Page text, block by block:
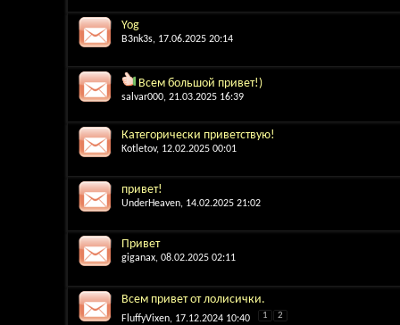
Yog
B3nk3s, 17.06.2025 20:14
Всем большой привет!)
salvar000, 21.03.2025 16:39
Категорически приветствую!
Kotletov, 12.02.2025 00:01
привет!
UnderHeaven, 14.02.2025 21:02
Привет
giganax, 08.02.2025 02:11
Всем привет от лолисички.
FluffyVixen, 17.12.2024 10:40 1 2